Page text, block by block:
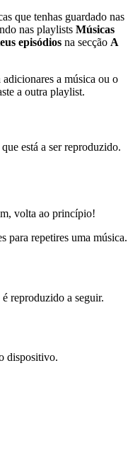
que tenhas guardado nas
nas playlists Músicas
episódios na secção A
adicionares a música ou o
a outra playlist.
está a ser reproduzido.
volta ao princípio!
para repetires uma música.
reproduzido a seguir.
dispositivo.